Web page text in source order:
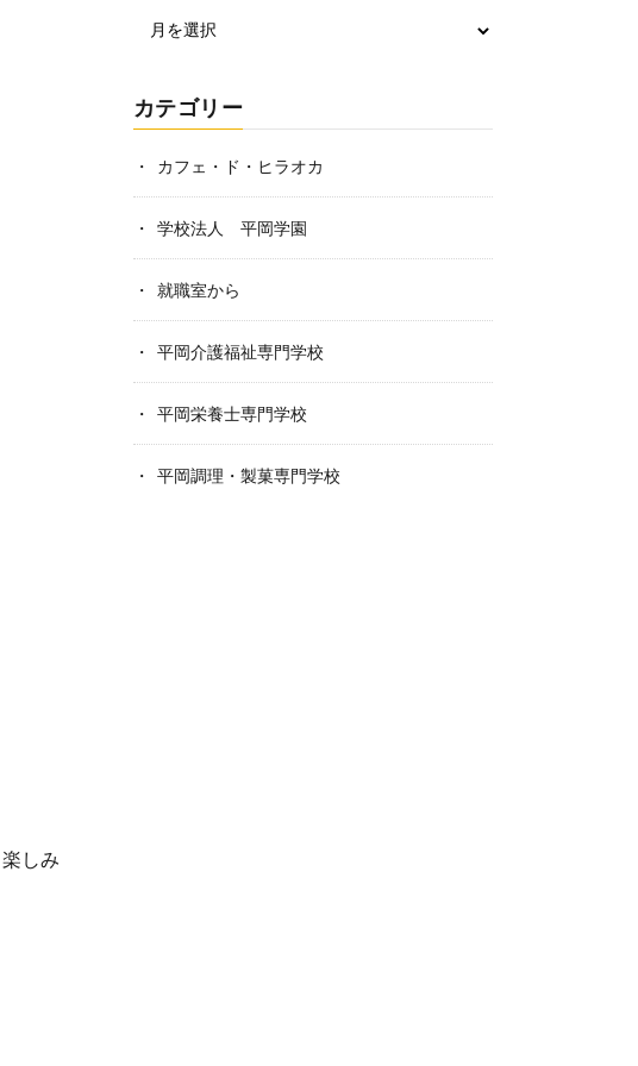
しみ
カテゴリー
カフェ・ド・ヒラオカ
学校法人 平岡学園
就職室から
平岡介護福祉専門学校
平岡栄養士専門学校
平岡調理・製菓専門学校